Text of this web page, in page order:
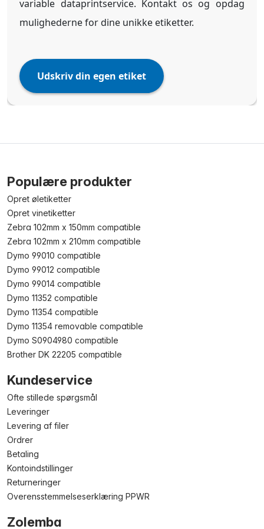
variable dataprintservice. Kontakt os og opdag
mulighederne for dine unikke etiketter.
Udskriv din egen etiket
Populære produkter
Opret øletiketter
Opret vinetiketter
Zebra 102mm x 150mm compatible
Zebra 102mm x 210mm compatible
Dymo 99010 compatible
Dymo 99012 compatible
Dymo 99014 compatible
Dymo 11352 compatible
Dymo 11354 compatible
Dymo 11354 removable compatible
Dymo S0904980 compatible
Brother DK 22205 compatible
Kundeservice
Ofte stillede spørgsmål
Leveringer
Levering af filer
Ordrer
Betaling
Kontoindstillinger
Returneringer
Overensstemmelseserklæring PPWR
Zolemba